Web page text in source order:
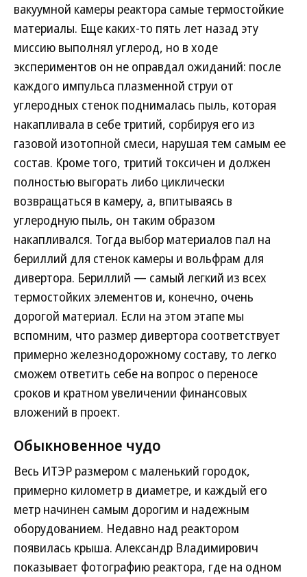
вакуумной камеры реактора самые термостойкие
материалы. Еще каких-то пять лет назад эту
миссию выполнял углерод, но в ходе
экспериментов он не оправдал ожиданий: после
каждого импульса плазменной струи от
углеродных стенок поднималась пыль, которая
накапливала в себе тритий, сорбируя его из
газовой изотопной смеси, нарушая тем самым ее
состав. Кроме того, тритий токсичен и должен
полностью выгорать либо циклически
возвращаться в камеру, а, впитываясь в
углеродную пыль, он таким образом
накапливался. Тогда выбор материалов пал на
бериллий для стенок камеры и вольфрам для
дивертора. Бериллий — самый легкий из всех
термостойких элементов и, конечно, очень
дорогой материал. Если на этом этапе мы
вспомним, что размер дивертора соответствует
примерно железнодорожному составу, то легко
сможем ответить себе на вопрос о переносе
сроков и кратном увеличении финансовых
вложений в проект.
Обыкновенное чудо
Весь ИТЭР размером с маленький городок,
примерно километр в диаметре, и каждый его
метр начинен самым дорогим и надежным
оборудованием. Недавно над реактором
появилась крыша. Александр Владимирович
показывает фотографию реактора, где на одном